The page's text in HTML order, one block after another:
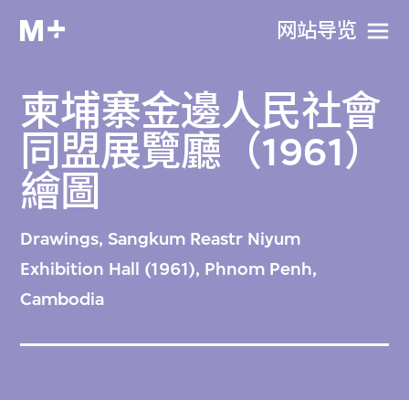
网站导览
柬埔寨金邊人民社會
同盟展覽廳（1961）
繪圖
Drawings, Sangkum Reastr Niyum
Exhibition Hall (1961), Phnom Penh,
Cambodia